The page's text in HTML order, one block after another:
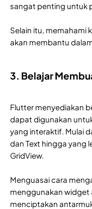
sangat penting untuk
Selain itu, memahami
akan membantu
3. Belajar
Flutter menyediakan
dapat digunakan
yang interaktif. Mulai
dan Text hingga yang
GridView.
Menguasai cara
menggunakan widget
menciptakan